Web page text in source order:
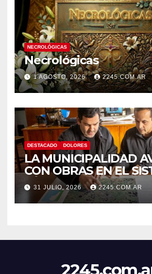
NECROLÓGICAS
Necrológicas
1 AGOSTO, 2026 2245.COM.AR
DESTACADO DOLORES
LA MUNICIPALIDAD
CON OBRAS EN EL
HÍDRICO DE DOLORES
31 JULIO, 2026 2245.COM.AR